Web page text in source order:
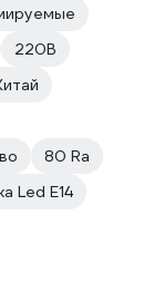
220В
80 Ra
Led E14